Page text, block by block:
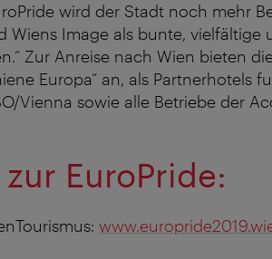
wird der Stadt noch mehr
Wiens Image als bunte, vielfältige
Zur Anreise nach Wien bieten
Europa“ an, als Partnerhotels
Vienna sowie alle Betriebe der
EuroPride: